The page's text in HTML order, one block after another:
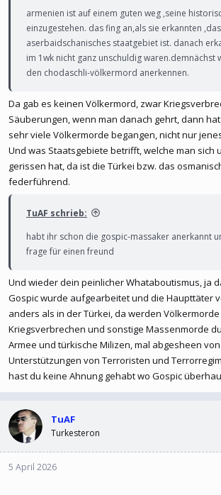
armenien ist auf einem guten weg ,seine
einzugestehen. das fing an,als sie erkannten
aserbaidschanisches staatgebiet ist. danach
im 1wk nicht ganz unschuldig waren.demnächst
den chodaschli-völkermord anerkennen.
Da gab es keinen Völkermord, zwar
Säuberungen, wenn man danach gehrt, dann
sehr viele Völkermorde begangen, nicht nur
Und was Staatsgebiete betrifft, welche man sich
gerissen hat, da ist die Türkei bzw. das
federführend.
TuAF schrieb:
habt ihr schon die gospic-massaker anerkannt
frage für einen freund
Und wieder dein peinlicher Whataboutismus, ja
Gospic wurde aufgearbeitet und die Haupttäter
anders als in der Türkei, da werden
Kriegsverbrechen und sonstige Massenmorde
Armee und türkische Milizen, mal abgesheen
Unterstützungen von Terroristen und
hast du keine Ahnung gehabt wo Gospic
TuAF
Turkesteron
5 April 2026